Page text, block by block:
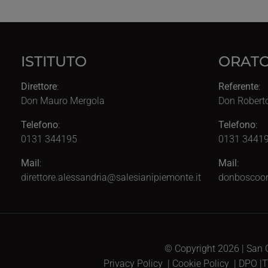
ISTITUTO
Direttore:
Don Mauro Mergola
Telefono:
0131 344195
Mail :
direttore.alessandria@salesianipiemonte.it
Referente:
Don
Telefono:
0131
Mail :
© Copyright 2026 | San
Privacy Policy | Cookie Policy | DPO |